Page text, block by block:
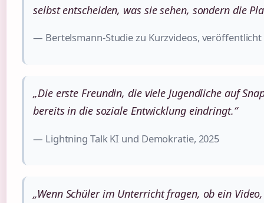
selbst entscheiden, was sie sehen, sondern die
— Bertelsmann-Studie zu Kurzvideos, veröffentlicht
„Die erste Freundin, die viele Jugendliche auf
bereits in die soziale Entwicklung eindringt.“
— Lightning Talk KI und Demokratie, 2025
„Wenn Schüler im Unterricht fragen, ob ein